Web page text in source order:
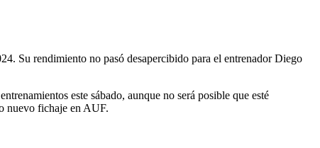
Su rendimiento no pasó desapercibido para el entrenador Diego
este sábado, aunque no será posible que esté
nuevo fichaje en AUF.